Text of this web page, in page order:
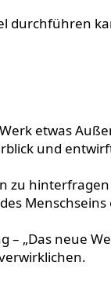
durchführen
etwas
und
zu
„Das neue